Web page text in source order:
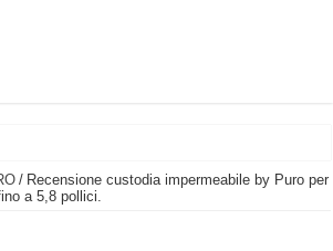
robot tagliaerba lo appoggi e fa tutto lui! (Senza
/ Recensione custodia impermeabile by Puro per
a 5,8 pollici.